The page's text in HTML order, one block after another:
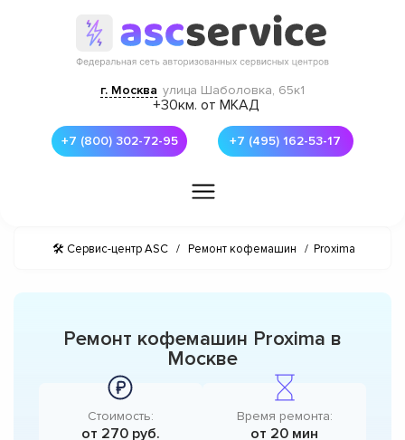
г. Москва улица Шаболовка, 65к1
+30км. от МКАД
+7 (800) 302-72-95 +7 (495) 162-53-17
🛠 Сервис-центр ASC / Ремонт кофемашин / Proxima
Ремонт кофемашин Proxima в
Москве
Стоимость:
от 270 руб.
Время ремонта:
от 20 мин